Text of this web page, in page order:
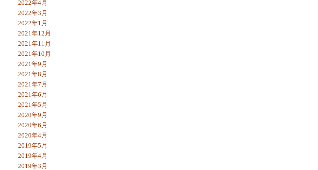
2022年4月
2022年3月
2022年1月
2021年12月
2021年11月
2021年10月
2021年9月
2021年8月
2021年7月
2021年6月
2021年5月
2020年9月
2020年6月
2020年4月
2019年5月
2019年4月
2019年3月